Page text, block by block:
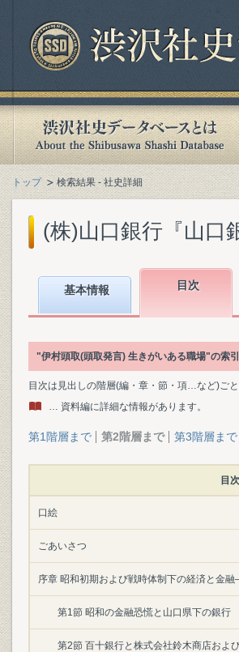
トップ 検索結果 - 社史詳細
(株)山口銀行『山口
基本情報 目次
"伊村頭取(頭取発言) 生きがいある職場"の索
目次は見出しの階層(編・章・節・項…など)ご
… 資料編に詳細な情報があります。
第1階層まで 第2階層まで 第3階層まで
目
口絵
ごあいさつ
序章 昭和初期および戦時体制下の経済と金
第1節 昭和の金融恐慌と山口県下の銀行
第2節 百十銀行と株式会社鈴木商店およ